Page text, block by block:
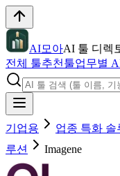
AI모아AI 툴 디렉
전체 툴추천툴업무별
기업용 업종 특화 솔
루션
Imagene